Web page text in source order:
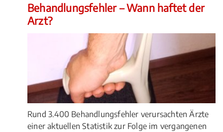
Behandlungsfehler – Wann haftet der
Arzt?
Rund 3.400 Behandlungsfehler verursachten Ärzte
einer aktuellen Statistik zur Folge im vergangenen